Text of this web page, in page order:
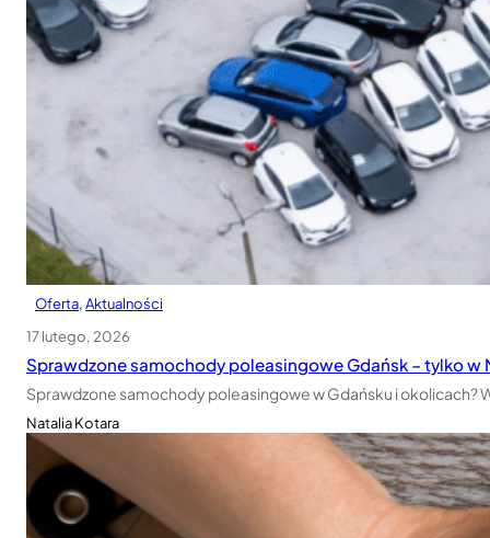
Oferta, Aktualności
17 lutego, 2026
Sprawdzone samochody poleasingowe Gdańsk – tylko w
Sprawdzone samochody poleasingowe w Gdańsku i okolicach?
Natalia Kotara